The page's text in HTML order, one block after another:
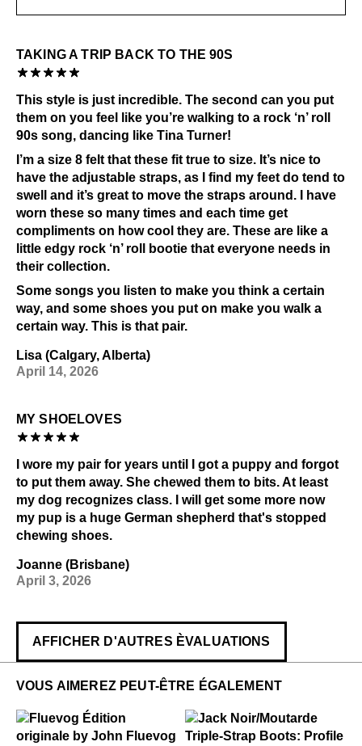
TAKING A TRIP BACK TO THE 90S
This style is just incredible. The second can you put
them on you feel like you’re walking to a rock ‘n’ roll
90s song, dancing like Tina Turner!
I’m a size 8 felt that these fit true to size. It’s nice to
have the adjustable straps, as I find my feet do tend to
swell and it’s great to move the straps around. I have
worn these so many times and each time get
compliments on how cool they are. These are like a
little edgy rock ‘n’ roll bootie that everyone needs in
their collection.
Some songs you listen to make you think a certain
way, and some shoes you put on make you walk a
certain way. This is that pair.
Lisa (Calgary, Alberta)
April 14, 2026
MY SHOELOVES
I wore my pair for years until I got a puppy and forgot
to put them away. She chewed them to bits. At least
my dog recognizes class. I will get some more now
my pup is a huge German shepherd that's stopped
chewing shoes.
Joanne (Brisbane)
April 3, 2026
AFFICHER D'AUTRES ÈVALUATIONS
VOUS AIMEREZ PEUT-ÊTRE ÉGALEMENT